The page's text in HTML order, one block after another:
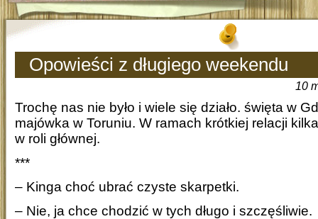
Opowieści z długiego weekendu
10
Trochę nas nie było i wiele się działo. święta w
majówka w Toruniu. W ramach krótkiej relacji
w roli głównej.
***
– Kinga choć ubrać czyste skarpetki.
– Nie, ja chce chodzić w tych długo i szczęśliwie.